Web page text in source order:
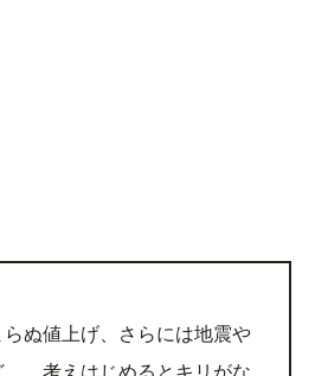
ぬ値上げ、さらには地震や
……考えはじめるとキリがな